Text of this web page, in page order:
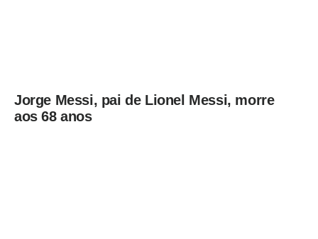
Jorge Messi, pai de Lionel Messi, morre
aos 68 anos